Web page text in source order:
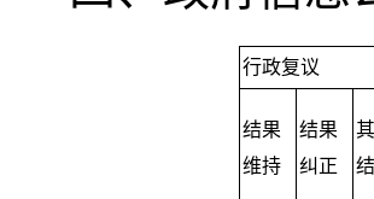
行政复议
结果
维持
结果
纠正